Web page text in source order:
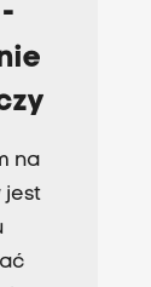
na
jest